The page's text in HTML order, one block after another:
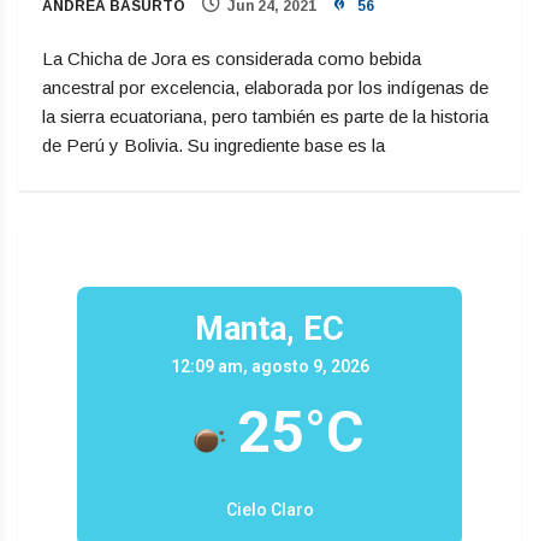
ANDREA BASURTO Jun 24, 2021 56
La Chicha de Jora es considerada como bebida
ancestral por excelencia, elaborada por los indígenas de
la sierra ecuatoriana, pero también es parte de la historia
de Perú y Bolivia. Su ingrediente base es la
Manta, EC
12:09 am, agosto 9, 2026
25°C
Cielo Claro